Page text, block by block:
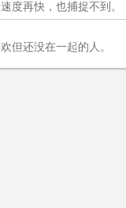
度再快，也捕捉不到。
但还没在一起的人。